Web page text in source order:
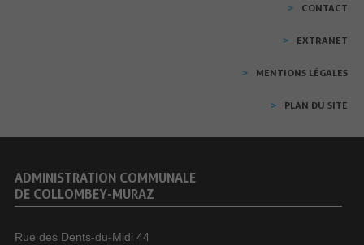
CONTACT
EXTRANET
MENTIONS LÉGALES
PLAN DU SITE
ADMINISTRATION COMMUNALE
DE COLLOMBEY-MURAZ
Rue des Dents-du-Midi 44